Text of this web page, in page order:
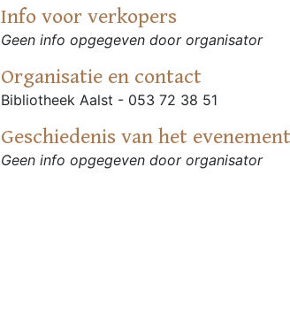
Info voor verkopers
Geen info opgegeven door organisator
Organisatie en contact
Bibliotheek Aalst - 053 72 38 51
Geschiedenis van het evenement
Geen info opgegeven door organisator